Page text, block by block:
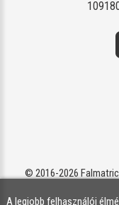
© 2016-2026
A legjobb felhasználói